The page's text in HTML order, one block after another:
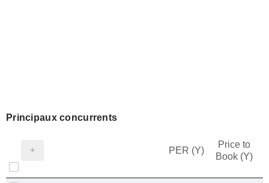
Principaux concurrents
PER (Y)
Price to
Book (Y)